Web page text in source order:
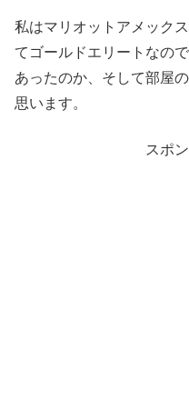
私はマリオットアメック
てゴールドエリートなの
あったのか、そして部屋
思います。
スポ